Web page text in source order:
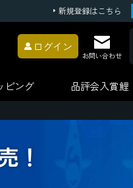
新規登録はこちら
ログイン
お問い合わせ
ピング 品評会入賞鯉
！